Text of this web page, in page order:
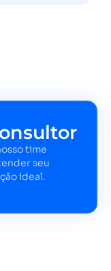
time
seu
ideal.